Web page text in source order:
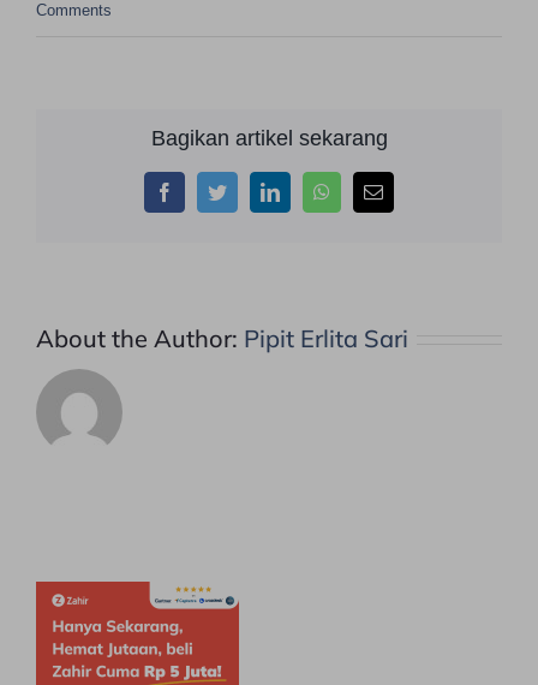
Comments
Bagikan artikel sekarang
FacebookTwitterLinkedInWhatsApp
Email
About the Author: Pipit Erlita Sari